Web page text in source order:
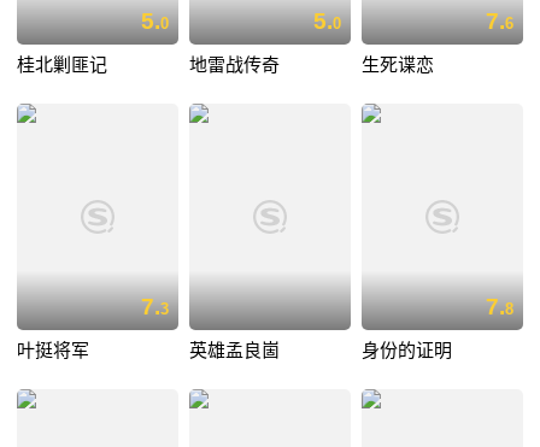
5.0
桂北剿匪记
5.0
地雷战传奇
7.6
生死谍恋
7.3
叶挺将军 英雄孟良崮
7.8
身份的证明